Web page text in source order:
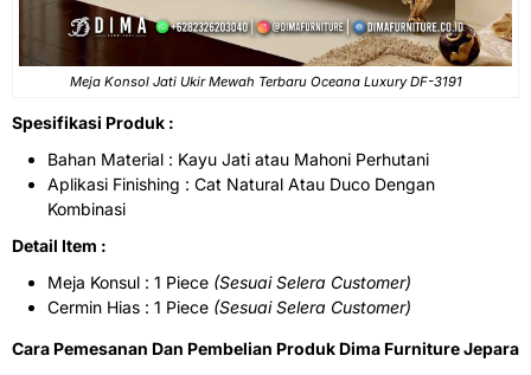
Meja Konsol Jati Ukir Mewah Terbaru Oceana Luxury DF-3191
Spesifikasi Produk :
Bahan Material : Kayu Jati atau Mahoni Perhutani
Aplikasi Finishing : Cat Natural Atau Duco Dengan
Kombinasi
Detail Item :
Meja Konsul : 1 Piece (Sesuai Selera Customer)
Cermin Hias : 1 Piece (Sesuai Selera Customer)
Cara Pemesanan Dan Pembelian Produk Dima Furniture Jepara